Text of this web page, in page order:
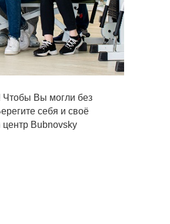
Чтобы Вы могли без
себя и своё
Bubnovsky